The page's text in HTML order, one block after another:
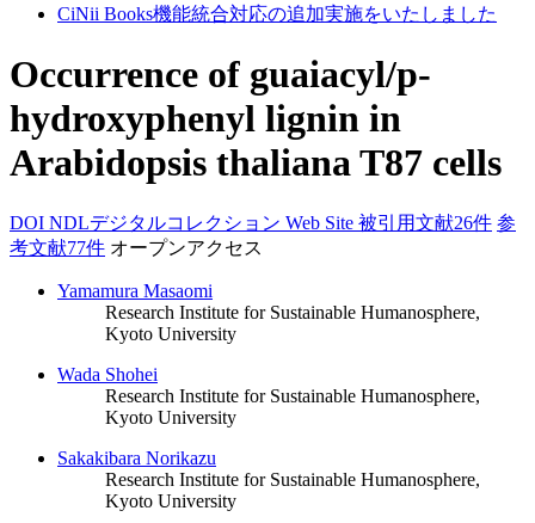
CiNii Books機能統合対応の追加実施をいたしました
Occurrence of guaiacyl/p-
hydroxyphenyl lignin in
Arabidopsis thaliana T87 cells
DOI NDLデジタルコレクション Web Site 被引用文献26件 参
考文献77件 オープンアクセス
Yamamura Masaomi
Research Institute for Sustainable Humanosphere,
Kyoto University
Wada Shohei
Research Institute for Sustainable Humanosphere,
Kyoto University
Sakakibara Norikazu
Research Institute for Sustainable Humanosphere,
Kyoto University